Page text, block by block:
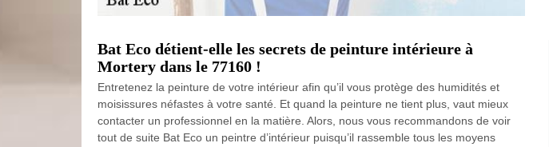
Bat Eco détient-elle les secrets de peinture intérieure à
Mortery dans le 77160 !
Entretenez la peinture de votre intérieur afin qu’il vous protège des humidités et
moisissures néfastes à votre santé. Et quand la peinture ne tient plus, vaut mieux
contacter un professionnel en la matière. Alors, nous vous recommandons de voir
tout de suite Bat Eco un peintre d’intérieur puisqu’il rassemble tous les moyens